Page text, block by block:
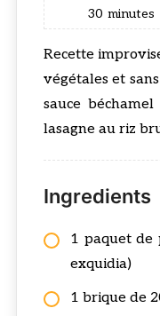
30 minutes
Recette
végétales et
sauce
lasagne au riz
Ingredients
1 paquet de
exquidia)
1 brique de